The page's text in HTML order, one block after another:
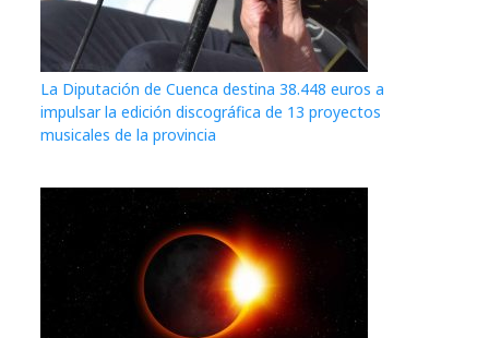
La Diputación de Cuenca destina 38.448 euros a
impulsar la edición discográfica de 13 proyectos
musicales de la provincia